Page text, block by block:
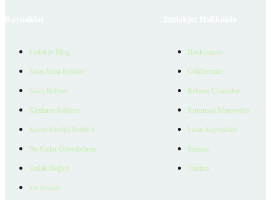
Emlakjet Blog
Satın Alma Rehberi
Satıcı Rehberi
Kiralama Rehberi
Konut Kredisi Rehberi
Ne Kadar Ödeyebilirim
Emlak Değeri
Verilerimiz
Hakkımızda
Ödüllerimiz
Reklam Çözümleri
Kurumsal Materyaller
İnsan Kaynakları
İletişim
Yardım